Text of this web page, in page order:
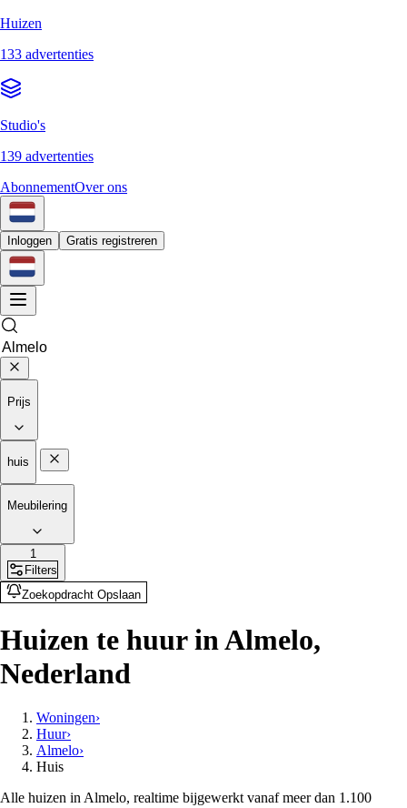
Huizen
133 advertenties
Studio's
139 advertenties
AbonnementOver ons
Inloggen Gratis registreren
Prijs
huis
Meubilering
1
Filters
Zoekopdracht Opslaan
Huizen te huur in Almelo,
Nederland
Woningen›
Huur›
Almelo›
Huis
Alle huizen in Almelo, realtime bijgewerkt vanaf meer dan 1.100